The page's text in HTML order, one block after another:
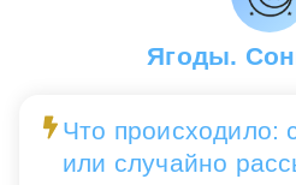
Ягоды.
Что происходило:
или случайно